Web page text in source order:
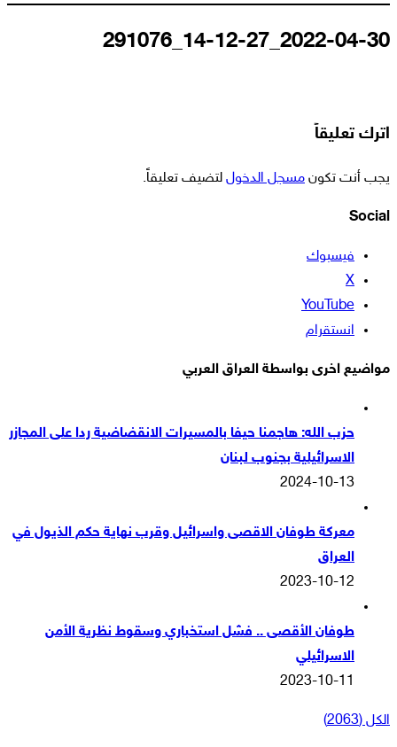
2022-04-30_14-12-27_291076
اترك تعليقاً
يجب أنت تكون مسجل الدخول لتضيف تعليقاً.
Social
فيسبوك
‫X
‫YouTube
انستقرام
مواضيع اخرى بواسطة العراق العربي
حزب الله: هاجمنا حيفا بالمسيرات الانقضاضية ردا على المجازر
الاسرائيلية بجنوب لبنان
2024-10-13
معركة طوفان الاقصى واسرائيل وقرب نهاية حكم الذيول في
العراق
2023-10-12
طوفان الأقصى .. فشل استخباري وسقوط نظرية الأمن
الاسرائيلي
2023-10-11
الكل (2063)